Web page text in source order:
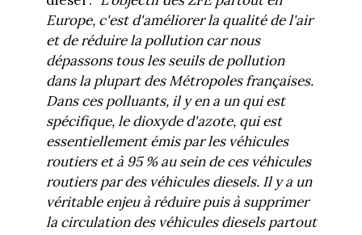
Europe, c'est d'améliorer la qualité de l'air
et de réduire la pollution car nous
dépassons tous les seuils de pollution
dans la plupart des Métropoles françaises.
Dans ces polluants, il y en a un qui est
spécifique, le dioxyde d'azote, qui est
essentiellement émis par les véhicules
routiers et à 95 % au sein de ces véhicules
routiers par des véhicules diesels. Il y a un
véritable enjeu à réduire puis à supprimer
la circulation des véhicules diesels partout